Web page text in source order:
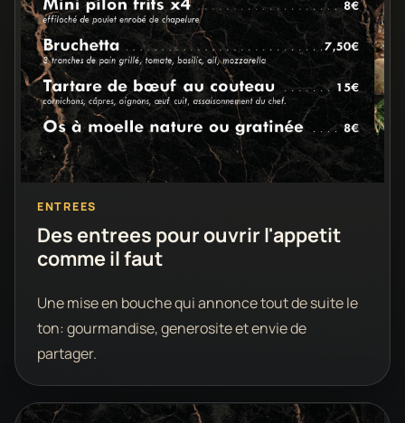
ENTREES
Des entrees pour ouvrir l'appetit
comme il faut
Une mise en bouche qui annonce tout de suite le
ton: gourmandise, generosite et envie de
partager.